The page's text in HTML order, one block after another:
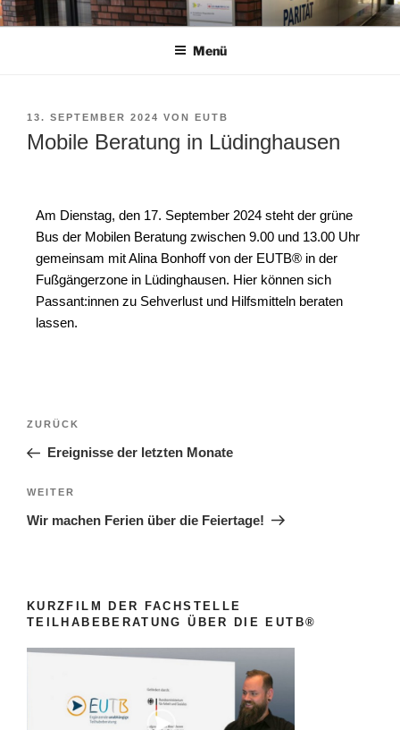
EUTB® IM KREIS COESFELD
Ergänzende unabhängige Teilhabeberatung
Menü
13. SEPTEMBER 2024 VON EUTB
Mobile Beratung in Lüdinghausen
Am Dienstag, den 17. September 2024 steht der grüne
Bus der Mobilen Beratung zwischen 9.00 und 13.00 Uhr
gemeinsam mit Alina Bonhoff von der EUTB® in der
Fußgängerzone in Lüdinghausen. Hier können sich
Passant:innen zu Sehverlust und Hilfsmitteln beraten
lassen.
ZURÜCK
Ereignisse der letzten Monate
WEITER
Wir machen Ferien über die Feiertage!
KURZFILM DER FACHSTELLE
TEILHABEBERATUNG ÜBER DIE EUTB®